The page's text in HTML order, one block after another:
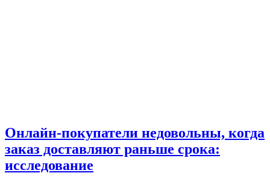
Онлайн-покупатели недовольны, когда
заказ доставляют раньше срока:
исследование